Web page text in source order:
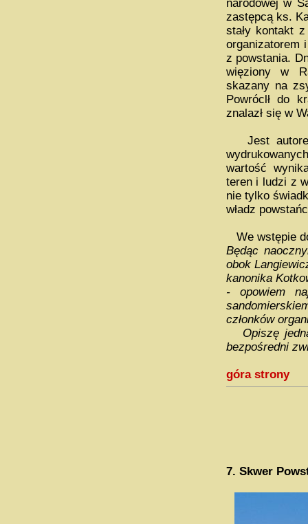
narodowej w
zastępcą ks.
stały kontakt
organizatorem
z powstania.
więziony w
skazany na
Powróclł do
znalazł się w
Jest
wartość
teren i ludzi z
nie tylko
władz
We wstępie
Będąc
obok
kanonika
- opowiem
członków
Opiszę
bezpośredni
góra strony
7. Skwer